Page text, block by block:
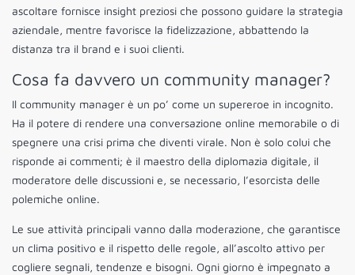
ascoltare fornisce insight preziosi che possono guidare la strategia
aziendale, mentre favorisce la fidelizzazione, abbattendo la
distanza tra il brand e i suoi clienti.
Cosa fa davvero un community manager?
Il community manager è un po’ come un supereroe in incognito.
Ha il potere di rendere una conversazione online memorabile o di
spegnere una crisi prima che diventi virale. Non è solo colui che
risponde ai commenti; è il maestro della diplomazia digitale, il
moderatore delle discussioni e, se necessario, l’esorcista delle
polemiche online.
Le sue attività principali vanno dalla moderazione, che garantisce
un clima positivo e il rispetto delle regole, all’ascolto attivo per
cogliere segnali, tendenze e bisogni. Ogni giorno è impegnato a